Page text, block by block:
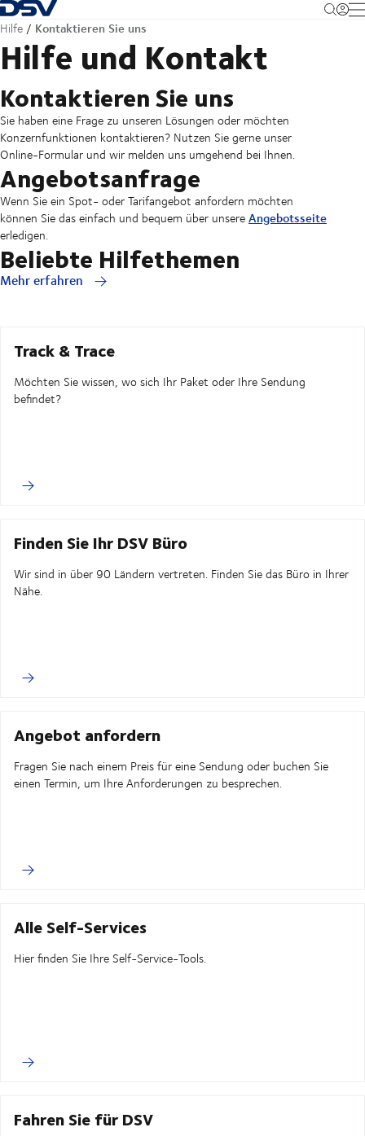
Zurück zur Startseite
Hilfe Kontaktieren Sie uns
Hilfe und Kontakt
Kontaktieren Sie uns
Sie haben eine Frage zu unseren Lösungen oder möchten
Konzernfunktionen kontaktieren? Nutzen Sie gerne unser
Online-Formular und wir melden uns umgehend bei Ihnen.
Angebotsanfrage
Wenn Sie ein Spot- oder Tarifangebot anfordern möchten
können Sie das einfach und bequem über unsereAngebotsseite
erledigen.
Beliebte Hilfethemen
Mehr erfahren
Track & Trace
Möchten Sie wissen, wo sich Ihr Paket oder Ihre Sendung
befindet?
Finden Sie Ihr DSV Büro
Wir sind in über 90 Ländern vertreten. Finden Sie das Büro in Ihrer
Nähe.
Angebot anfordern
Fragen Sie nach einem Preis für eine Sendung oder buchen Sie
einen Termin, um Ihre Anforderungen zu besprechen.
Alle Self-Services
Hier finden Sie Ihre Self-Service-Tools.
Fahren Sie für DSV